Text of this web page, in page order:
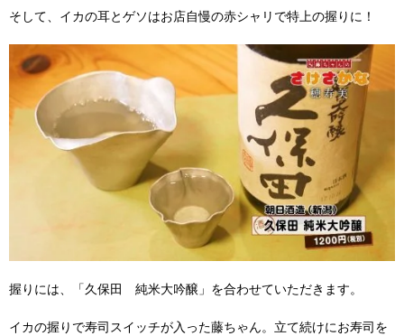
そして、イカの耳とゲソはお店自慢の赤シャリで特上の握りに！
握りには、「久保田 純米大吟醸」を合わせていただきます。
イカの握りで寿司スイッチが入った藤ちゃん。立て続けにお寿司を